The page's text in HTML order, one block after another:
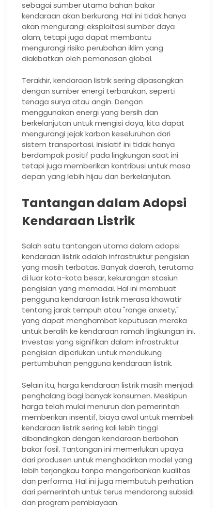
sebagai sumber utama bahan bakar
kendaraan akan berkurang. Hal ini tidak hanya
akan mengurangi eksploitasi sumber daya
alam, tetapi juga dapat membantu
mengurangi risiko perubahan iklim yang
diakibatkan oleh pemanasan global.
Terakhir, kendaraan listrik sering dipasangkan
dengan sumber energi terbarukan, seperti
tenaga surya atau angin. Dengan
menggunakan energi yang bersih dan
berkelanjutan untuk mengisi daya, kita dapat
mengurangi jejak karbon keseluruhan dari
sistem transportasi. Inisiatif ini tidak hanya
berdampak positif pada lingkungan saat ini
tetapi juga memberikan kontribusi untuk masa
depan yang lebih hijau dan berkelanjutan.
Tantangan dalam Adopsi
Kendaraan Listrik
Salah satu tantangan utama dalam adopsi
kendaraan listrik adalah infrastruktur pengisian
yang masih terbatas. Banyak daerah, terutama
di luar kota-kota besar, kekurangan stasiun
pengisian yang memadai. Hal ini membuat
pengguna kendaraan listrik merasa khawatir
tentang jarak tempuh atau "range anxiety,"
yang dapat menghambat keputusan mereka
untuk beralih ke kendaraan ramah lingkungan ini.
Investasi yang signifikan dalam infrastruktur
pengisian diperlukan untuk mendukung
pertumbuhan pengguna kendaraan listrik.
Selain itu, harga kendaraan listrik masih menjadi
penghalang bagi banyak konsumen. Meskipun
harga telah mulai menurun dan pemerintah
memberikan insentif, biaya awal untuk membeli
kendaraan listrik sering kali lebih tinggi
dibandingkan dengan kendaraan berbahan
bakar fosil. Tantangan ini memerlukan upaya
dari produsen untuk menghadirkan model yang
lebih terjangkau tanpa mengorbankan kualitas
dan performa. Hal ini juga membutuh perhatian
dari pemerintah untuk terus mendorong subsidi
dan program pembiayaan.